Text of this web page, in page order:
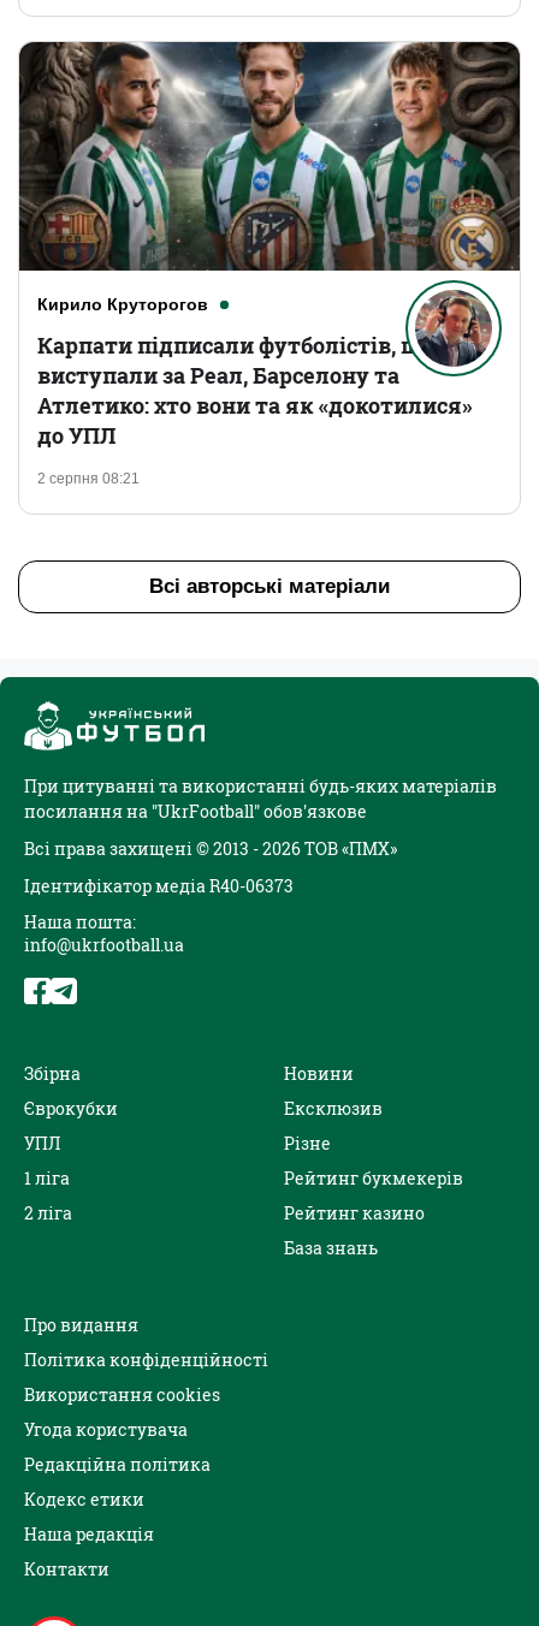
Кирило Круторогов
2 серпня 08:21
Карпати підписали футболістів, що
виступали за Реал, Барселону та
Атлетико: хто вони та як «докотилися»
до УПЛ
Всі авторські матеріали
При цитуванні та використанні будь-яких матеріалів
посилання на "UkrFootball" обов'язкове
Всі права захищені © 2013 - 2026 ТОВ «ПМХ»
Ідентифікатор медіа R40-06373
Наша пошта:
info@ukrfootball.ua
Збірна
Єврокубки
УПЛ
1 ліга
2 ліга
Новини
Ексклюзив
Різне
Рейтинг букмекерів
Рейтинг казино
База знань
Про видання
Політика конфіденційності
Використання cookies
Угода користувача
Редакційна політика
Кодекс етики
Наша редакція
Контакти